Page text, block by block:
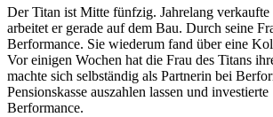
Der Titan ist Mitte fünfzig. Jahrelang verkaufte
arbeitet er gerade auf dem Bau. Durch seine
Berformance. Sie wiederum fand über eine
Vor einigen Wochen hat die Frau des Titans
machte sich selbständig als Partnerin bei
Pensionskasse auszahlen lassen und
Berformance.